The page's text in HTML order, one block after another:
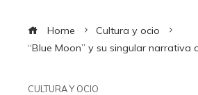
Home
Cultura y ocio
“Blue Moon” y su singular narrativa
CULTURA Y OCIO